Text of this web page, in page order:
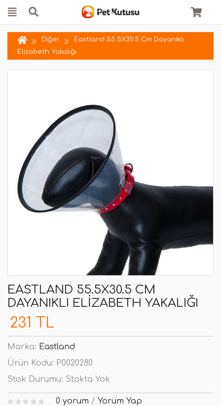
Diğer
Eastland 55.5X30.5 Cm Dayanıklı
Elizabeth Yakalığı
EASTLAND 55.5X30.5 CM
DAYANIKLI ELIZABETH YAKALIĞI
231 TL
Marka: Eastland
Ürün Kodu: P0020280
Stok Durumu: Stokta Yok
0 yorum / Yorum Yap